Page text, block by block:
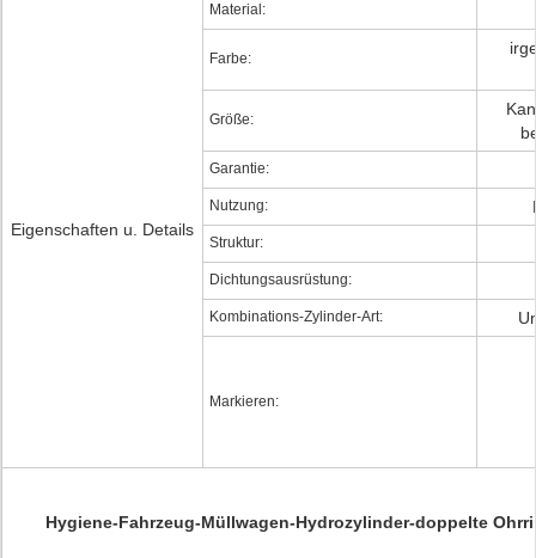
Eigenschaften u. Details
Material:
Farbe:
Größe:
Garantie:
Nutzung:
Struktur:
Dichtungsausrüstung:
Kombinations-Zylinder-Art:
Markieren:
Hygiene-Fahrzeug-Müllwagen-Hydrozylinder-doppelte